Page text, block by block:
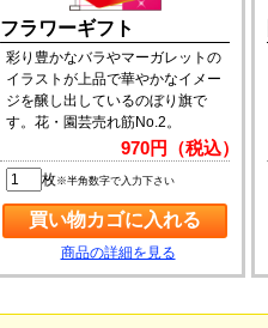
フラワーギフト
彩り豊かなバラやマーガレットの
イラストが上品で華やかなイメー
ジを醸し出しているのぼり旗で
す。花・園芸売れ筋No.2。
970円（税込）
枚※半角数字で入力下さい
商品の詳細を見る